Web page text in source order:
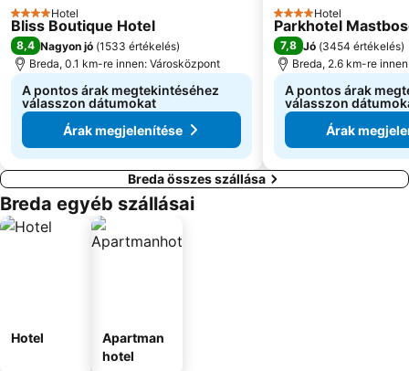
4 Kategória
Hotel
Bliss Boutique Hotel
8,4 Nagyon jó (1533 értékelés)
Breda, 0.1 km-re innen: Városközpont
A pontos árak megtekintéséhez
válasszon dátumokat
Árak megjelenítése
4 Kategória
Hotel
Parkhotel
7,8 Jó (3454 értékelés)
Breda, 2.6 km-re
A pontos árak
válasszon
Árak
Breda összes szállása
Breda egyéb szállásai
Hotel
Apartman
hotel